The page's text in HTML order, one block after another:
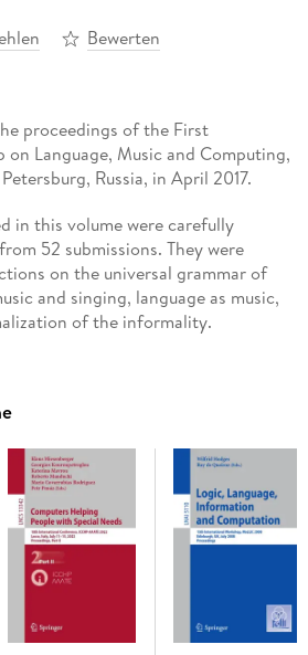
Bewerten
proceedings of the First
Language, Music and Computing,
Russia, in April 2017.
in this volume were carefully
52 submissions. They were
on the universal grammar of
and singing, language as music,
of the informality.
music. - The surface of music and
music. - Music computing. -